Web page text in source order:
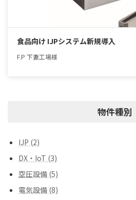
食品向け IJPシステム新規導入
F.P 下妻工場様
物件種別
IJP (2)
DX・IoT (3)
空圧設備 (5)
電気設備 (8)